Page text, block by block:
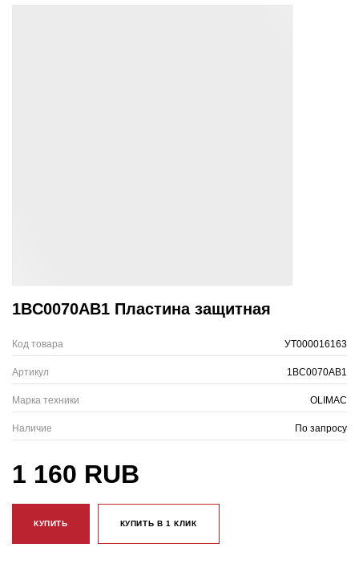
1BC0070AB1 Пластина защитная
Код товара УТ000016163
Артикул 1BC0070AB1
Марка техники OLIMAC
Наличие По запросу
1 160 RUB
КУПИТЬ КУПИТЬ В 1 КЛИК